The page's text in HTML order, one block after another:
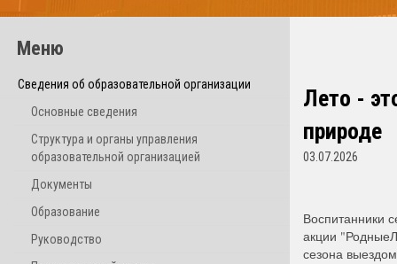
Меню
Сведения об образовательной организации
Основные сведения
Структура и органы управления
образовательной организацией
Документы
Образование
Руководство
Лето -
природе
03.07.2026
Воспитанники
акции
сезона